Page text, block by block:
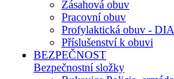
Zásahová obuv
Pracovní obuv
Profylaktická obuv - DIA
Příslušenství k obuvi
BEZPEČNOST
Bezpečnostní složky